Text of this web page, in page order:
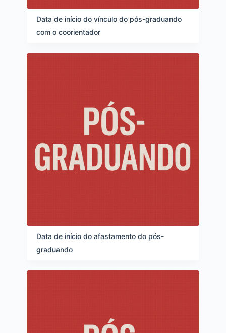
Data de início do vínculo do pós-graduando
com o coorientador
Data de início do afastamento do pós-
graduando